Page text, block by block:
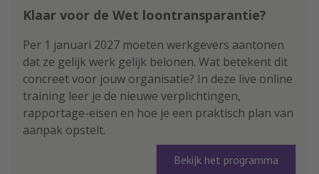
Klaar voor de Wet loontransparantie?
Per 1 januari 2027 moeten werkgevers aantonen
dat ze gelijk werk gelijk belonen. Wat betekent dit
concreet voor jouw organisatie? In deze live online
training leer je de nieuwe verplichtingen,
rapportage-eisen en hoe je een praktisch plan van
aanpak opstelt.
Bekijk het programma